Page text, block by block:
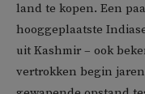
land te kopen. Een
hooggeplaatste
uit Kashmir – ook
vertrokken begin